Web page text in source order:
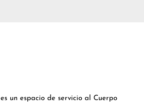
es un espacio de servicio al Cuerpo